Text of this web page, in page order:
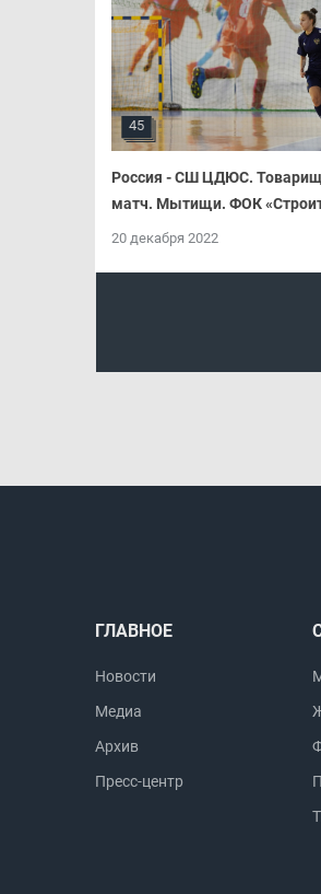
45
Россия - СШ ЦДЮС.
матч. Мытищи. ФОК
20 декабря 2022
ГЛАВНОЕ
Новости
Медиа
Архив
Пресс-центр